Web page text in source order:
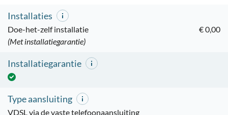
Installaties
Doe-het-zelf installatie
€ 0,00
(Met installatiegarantie)
Installatiegarantie
Type aansluiting
VDSL via de vaste telefoonaansluiting